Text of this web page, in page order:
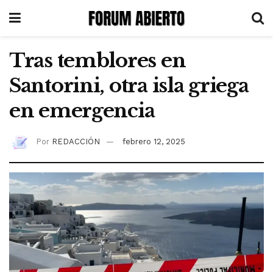
Tras temblores en
Santorini, otra isla griega
en emergencia
Por REDACCIÓN febrero 12, 2025